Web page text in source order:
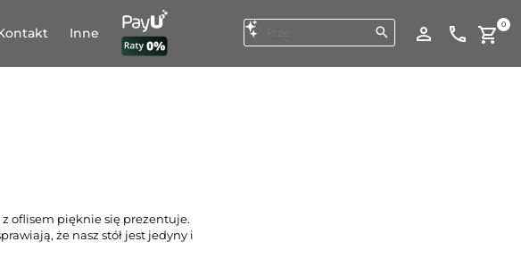
0
Inne
oflisem pięknie się prezentuje.
że nasz stół jest jedyny i